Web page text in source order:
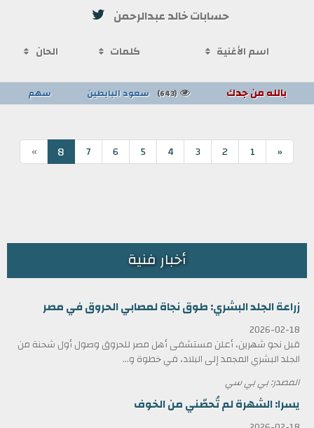
حسابات خالد عبدالرحمن
اسم الأغنية كلمات الحان
بالله من جدك (643) سعود البابطين سهم
«
1
2
3
4
5
6
7
8
»
أخبار فنية
زراعة الجلد البشري: طوق نجاة لمصابي الحروق في مصر
2026-02-18
قبل نحو شهرين، أعلن مستشفى أهل مصر للحروق وصول أول شحنة من
الجلد البشري المجمد إلى البلاد، في خطوة و...
المصدر: بي بي سي
يسرا: الشهرة لم تُحصّني من الخوف